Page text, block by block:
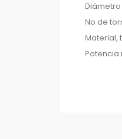
No de
Material,
Potencia